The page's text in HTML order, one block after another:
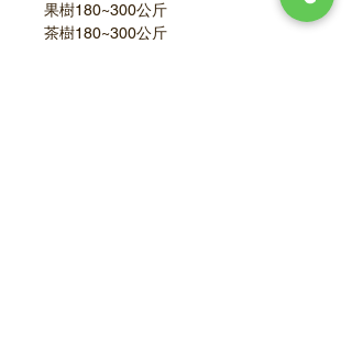
果樹180~300公斤
茶樹180~300公斤